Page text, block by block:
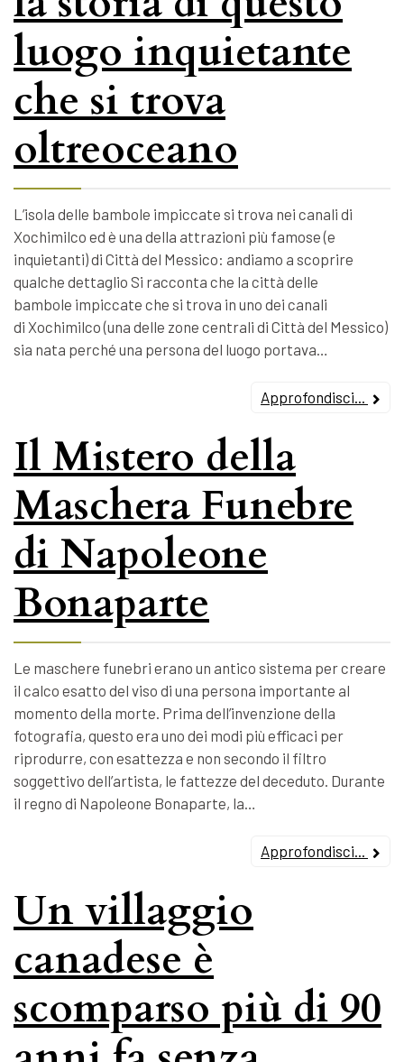
luogo inquietante
che si trova
oltreoceano
L’isola delle bambole impiccate si trova nei canali di
Xochimilco ed è una della attrazioni più famose (e
inquietanti) di Città del Messico: andiamo a scoprire
qualche dettaglio Si racconta che la città delle
bambole impiccate che si trova in uno dei canali
di Xochimilco (una delle zone centrali di Città del Messico)
sia nata perché una persona del luogo portava…
Approfondisci...
Il Mistero della
Maschera Funebre
di Napoleone
Bonaparte
Le maschere funebri erano un antico sistema per creare
il calco esatto del viso di una persona importante al
momento della morte. Prima dell’invenzione della
fotografia, questo era uno dei modi più efficaci per
riprodurre, con esattezza e non secondo il filtro
soggettivo dell’artista, le fattezze del deceduto. Durante
il regno di Napoleone Bonaparte, la…
Approfondisci...
Un villaggio
canadese è
scomparso più di 90